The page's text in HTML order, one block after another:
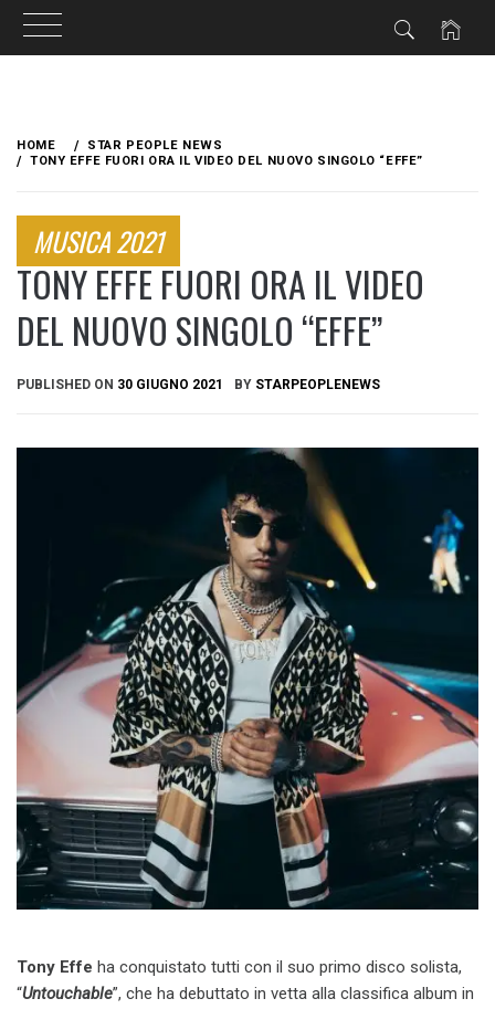
content
HOME
STAR PEOPLE NEWS
TONY EFFE FUORI ORA IL VIDEO DEL NUOVO SINGOLO “EFFE”
MUSICA 2021
TONY EFFE FUORI ORA IL VIDEO
DEL NUOVO SINGOLO “EFFE”
PUBLISHED ON 30 GIUGNO 2021 BY STARPEOPLENEWS
Tony Effe ha conquistato tutti con il suo primo disco solista,
“Untouchable”, che ha debuttato in vetta alla classifica album in